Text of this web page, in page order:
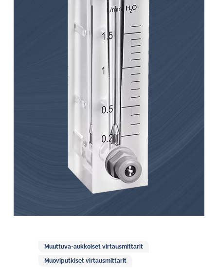
Muuttuva-aukkoiset virtausmittarit
Muoviputkiset virtausmittarit